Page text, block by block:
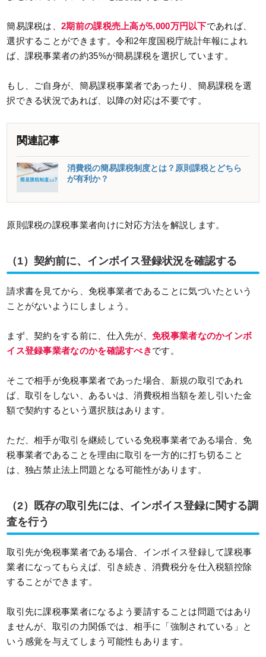
簡易課税は、2期前の課税売上高が5,000万円以下であれば、
選択することができます。令和2年度国税庁統計年報によれ
ば、課税事業者の約35%が簡易課税を選択しています。
もし、ご自身が、簡易課税事業者であったり、簡易課税を選
択できる状況であれば、以降の対応は不要です。
関連記事
消費税の簡易課税制度とは？原則課税とどちら
が有利か？
原則課税の課税事業者向けに対応方法を解説します。
（1）契約前に、インボイス登録状況を確認する
請求書を見てから、免税事業者であることに気づいたという
ことがないようにしましょう。
まず、契約をする前に、仕入先が、免税事業者なのかインボ
イス登録事業者なのかを確認すべきです。
そこで相手が免税事業者であった場合、新規の取引であれ
ば、取引をしない、あるいは、消費税相当額を差し引いた金
額で契約するという選択肢はあります。
ただ、相手が取引を継続している免税事業者である場合、免
税事業者であることを理由に取引を一方的に打ち切ること
は、独占禁止法上問題となる可能性があります。
（2）既存の取引先には、インボイス登録に関する調
査を行う
取引先が免税事業者である場合、インボイス登録して課税事
業者になってもらえば、引き続き、消費税分を仕入税額控除
することができます。
取引先に課税事業者になるよう要請することは問題ではあり
ませんが、取引の力関係では、相手に「強制されている」と
いう感覚を与えてしまう可能性もあります。